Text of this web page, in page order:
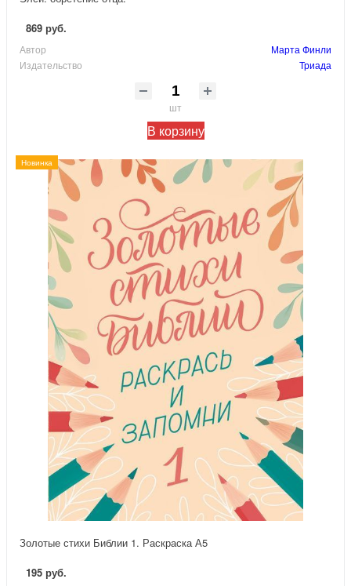
869 руб.
Автор
Марта Финли
Издательство
Триада
шт
В корзину
Новинка
Золотые стихи Библии 1. Раскраска А5
195 руб.